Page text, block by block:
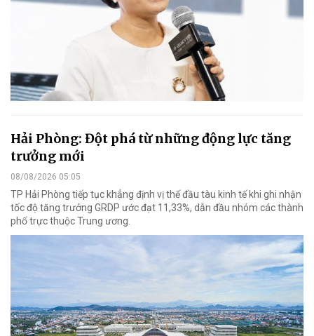
Hải Phòng: Đột phá từ những động lực tăng
trưởng mới
08/08/2026 05:05
TP Hải Phòng tiếp tục khẳng định vị thế đầu tàu kinh tế khi ghi nhận
tốc độ tăng trưởng GRDP ước đạt 11,33%, dẫn đầu nhóm các thành
phố trực thuộc Trung ương.